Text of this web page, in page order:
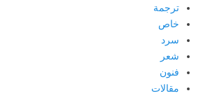
ترجمة
خاص
سرد
شعر
فنون
مقالات